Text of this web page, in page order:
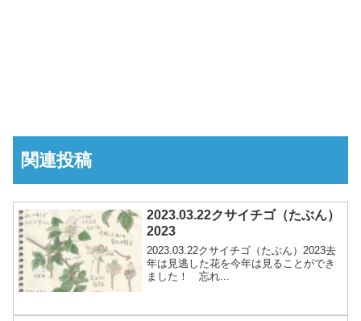
関連投稿
2023.03.22クサイチゴ（たぶん）
2023
2023.03.22クサイチゴ（たぶん）2023去
年は見逃した花を今年は見ることができ
ました！ 忘れ...